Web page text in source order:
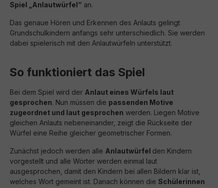
Spiel „Anlautwürfel“ an.
Das genaue Hören und Erkennen des Anlauts gelingt
Grundschulkindern anfangs sehr unterschiedlich. Sie werden
dabei spielerisch mit den Anlautwürfeln unterstützt.
So funktioniert das Spiel
Bei dem Spiel wird der Anlaut eines Würfels laut
gesprochen. Nun müssen die passenden Motive
zugeordnet und laut gesprochen werden. Liegen Motive
gleichen Anlauts nebeneinander, zeigt die Rückseite der
Würfel eine Reihe gleicher geometrischer Formen.
Zunächst jedoch werden alle Anlautwürfel den Kindern
vorgestellt und alle Wörter werden einmal laut
ausgesprochen, damit den Kindern bei allen Bildern klar ist,
welches Wort gemeint ist. Danach können die Schülerinnen